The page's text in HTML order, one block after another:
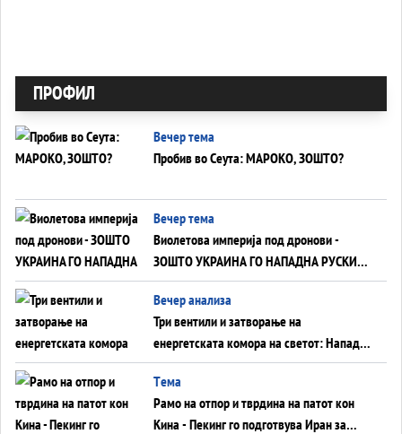
ПРОФИЛ
Вечер тема
Пробив во Сеута: МАРОКО, ЗОШТО?
Вечер тема
Виолетова империја под дронови -
ЗОШТО УКРАИНА ГО НАПАДНА РУСКИОТ
WILDBERRIES
Вечер анализа
Три вентили и затворање на
енергетската комора на светот: Нападот
во Суец најавува глобален енергетски
инфаркт?
Tема
Рамо на отпор и тврдина на патот кон
Кина - Пекинг го подготвува Иран за